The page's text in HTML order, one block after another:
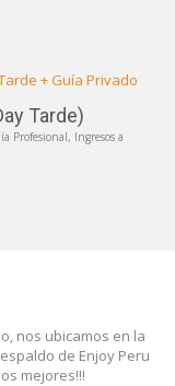
Tarde)
Profesional, Ingresos a
nos ubicamos en la
de Enjoy Peru
mejores!!!